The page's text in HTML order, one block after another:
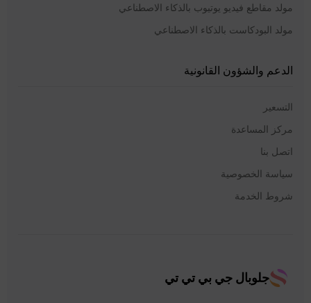
مولد مقاطع فيديو يوتيوب بالذكاء الاصطناعي
مولد البودكاست بالذكاء الاصطناعي
الدعم والشؤون القانونية
التسعير
مركز المساعدة
اتصل بنا
سياسة الخصوصية
شروط الخدمة
جلوبال جي بي تي تي